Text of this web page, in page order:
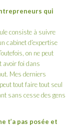
qui
consiste à suivre
cabinet d’expertise
on ne peut
avoir foi dans
Mes derniers
tout faire tout seul
sans cesse des gens
t’a pas posée et